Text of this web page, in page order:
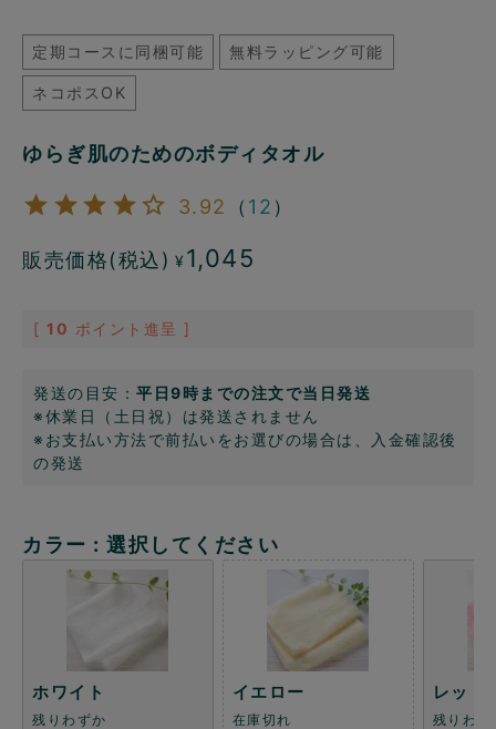
定期コースに同梱可能 無料ラッピング可能
ネコポスOK
ゆらぎ肌のためのボディタオル
3.92 （ 12 ）
販売価格(税込) ¥ 1,045
[ 10 ポイント進呈 ]
発送の目安： 平日9時までの注文で当日発送
※休業日（土日祝）は発送されません
※お支払い方法で前払いをお選びの場合は、入金確認後
の発送
カラー 選択してください
ホワイト
残りわずか
イエロー
在庫切れ
レッド
残りわず